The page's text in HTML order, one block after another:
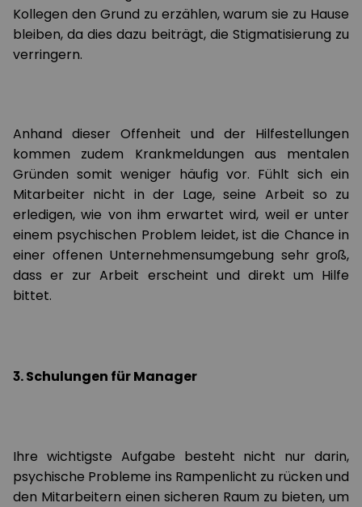
Kollegen den Grund zu erzählen, warum sie zu Hause
bleiben, da dies dazu beiträgt, die Stigmatisierung zu
verringern.
Anhand dieser Offenheit und der Hilfestellungen
kommen zudem Krankmeldungen aus mentalen
Gründen somit weniger häufig vor. Fühlt sich ein
Mitarbeiter nicht in der Lage, seine Arbeit so zu
erledigen, wie von ihm erwartet wird, weil er unter
einem psychischen Problem leidet, ist die Chance in
einer offenen Unternehmensumgebung sehr groß,
dass er zur Arbeit erscheint und direkt um Hilfe
bittet.
3. Schulungen für Manager
Ihre wichtigste Aufgabe besteht nicht nur darin,
psychische Probleme ins Rampenlicht zu rücken und
den Mitarbeitern einen sicheren Raum zu bieten, um